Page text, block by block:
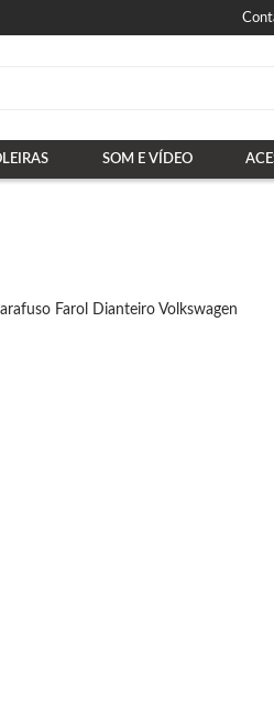
SOM E VÍDEO
Farol Dianteiro Volkswagen